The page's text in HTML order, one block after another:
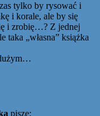
tylko by rysować i
i korale, ale by się
i zrobię…? Z jednej
taka „własna” książka
pisze: